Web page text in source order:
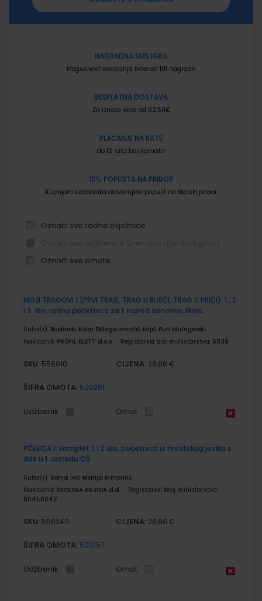
NAGRADNA SMS IGRA
Mogućnost osvajanja neke od 101 nagrade
BESPLATNA DOSTAVA
Za iznose veće od 62,50€
PLAĆANJE NA RATE
do 12 rata bez kamata
10% POPUSTA NA PRIBOR
Kupnjom udžbenika ostvarujete popust na školski pribor
Označi sve radne bilježnice
Označi sve omote
proizvodi
MOJI TRAGOVI 1 (PRVI TRAG, TRAG U RIJEČI, TRAG U PRIČI); 1., 2.
i 3. dio, radna početnica za 1. razred osnovne škole
Autor(i): Budinski Kolar Billege Ivančić Mijić Puh Malogorski
Nakladnik: PROFIL KLETT d.o.o. Registarski broj ministarstva: 6038
SKU: 556010 CIJENA: 28,86 €
ŠIFRA OMOTA: 500261
Udžbenik Omot
PČELICA 1; komplet 1. i 2 dio, početnica iz hrvatskog jezika s
dds u 1. razredu OŠ
Autor(i): Sonja Ivić Marija Krmpotić
Nakladnik: ŠKOLSKA KNJIGA d.d.
Registarski broj ministarstva:
6041;6042
SKU: 556240 CIJENA: 28,86 €
ŠIFRA OMOTA: 500157
Udžbenik Omot